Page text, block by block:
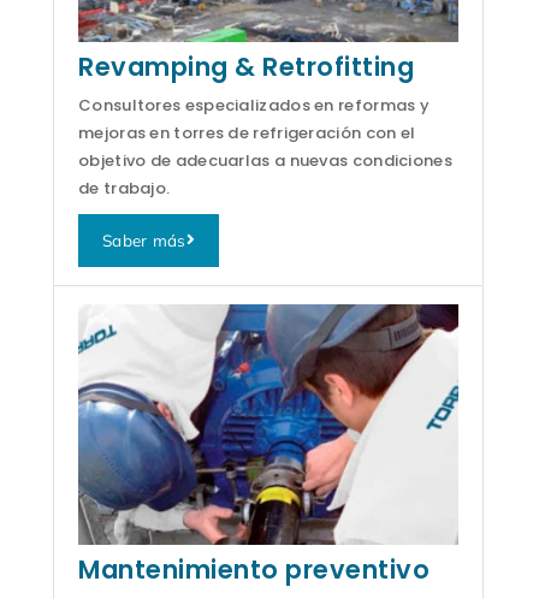
Revamping & Retrofitting
Consultores especializados en reformas y
mejoras en torres de refrigeración con el
objetivo de adecuarlas a nuevas condiciones
de trabajo.
Saber más
Mantenimiento preventivo